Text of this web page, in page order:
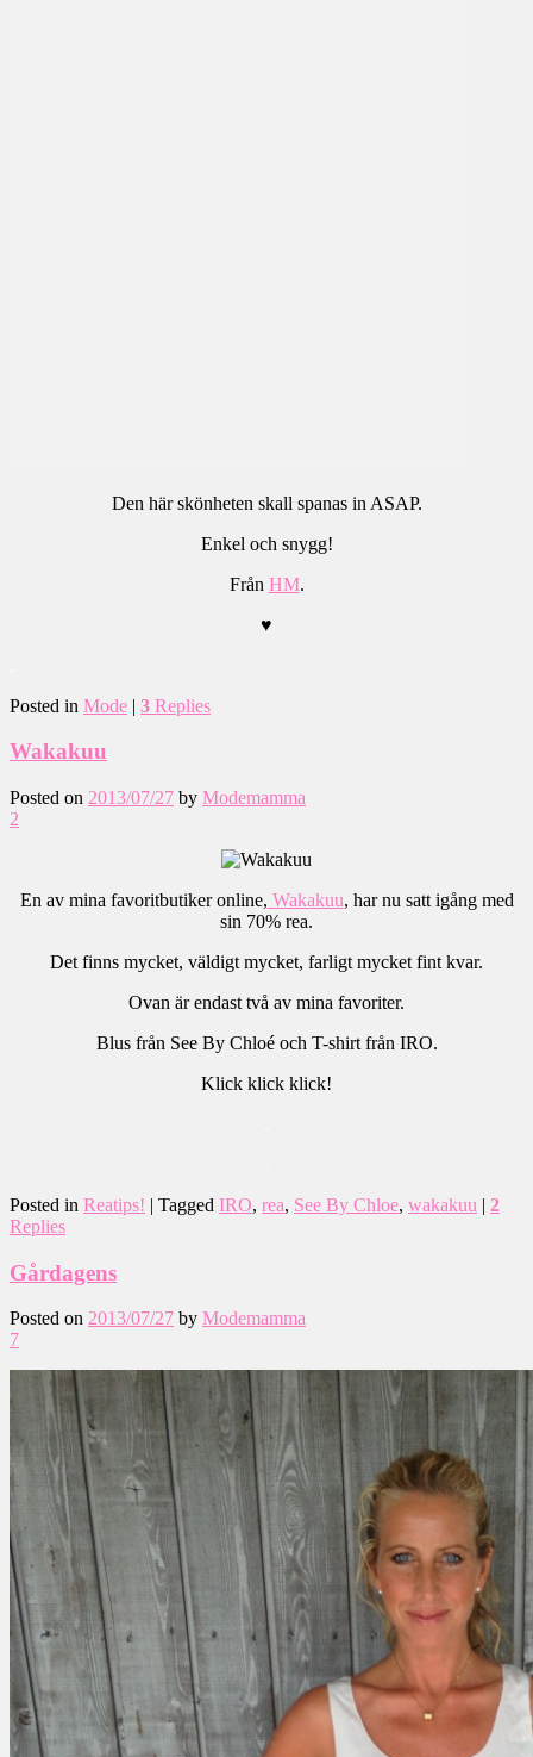
Den här skönheten skall spanas in ASAP.
Enkel och snygg!
Från HM.
♥
Posted in Mode | 3 Replies
Wakakuu
Posted on 2013/07/27 by Modemamma
2
En av mina favoritbutiker online, Wakakuu, har nu satt igång med
sin 70% rea.
Det finns mycket, väldigt mycket, farligt mycket fint kvar.
Ovan är endast två av mina favoriter.
Blus från See By Chloé och T-shirt från IRO.
Klick klick klick!
Posted in Reatips! | Tagged IRO, rea, See By Chloe, wakakuu | 2
Replies
Gårdagens
Posted on 2013/07/27 by Modemamma
7